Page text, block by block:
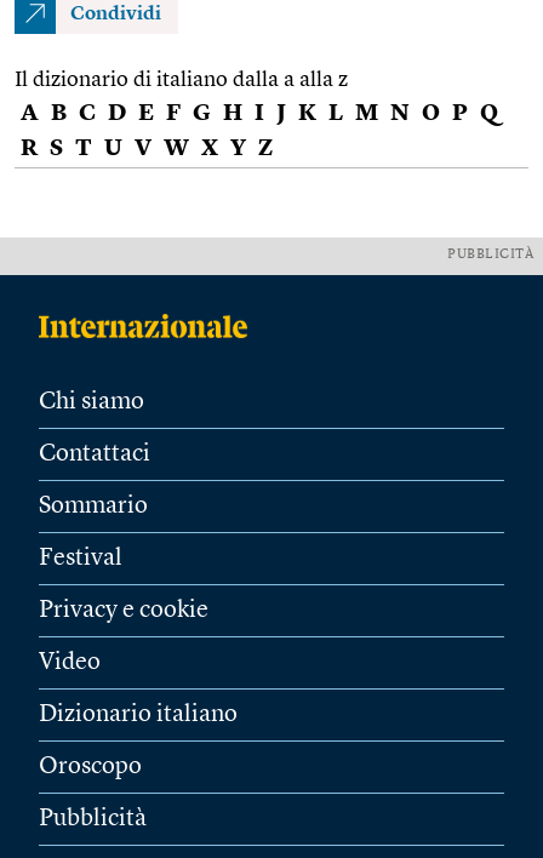
Condividi
Il dizionario di italiano dalla a alla z
A B C D E F G H I J K L M N O P Q
R S T U V W X Y Z
PUBBLICITÀ
Chi siamo
Contattaci
Sommario
Festival
Privacy e cookie
Video
Dizionario italiano
Oroscopo
Pubblicità